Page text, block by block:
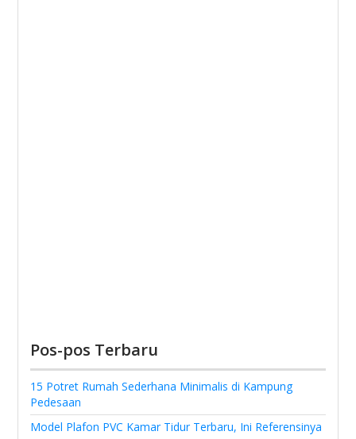
Pos-pos Terbaru
15 Potret Rumah Sederhana Minimalis di Kampung
Pedesaan
Model Plafon PVC Kamar Tidur Terbaru, Ini Referensinya